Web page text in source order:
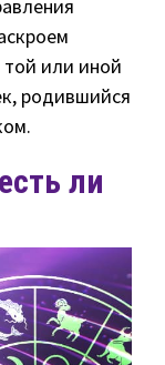
той или иной
родившийся
ли